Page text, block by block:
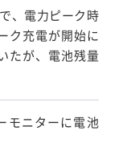
、電力ピーク時
ク充電が開始に
たが、電池残量
モニターに電池